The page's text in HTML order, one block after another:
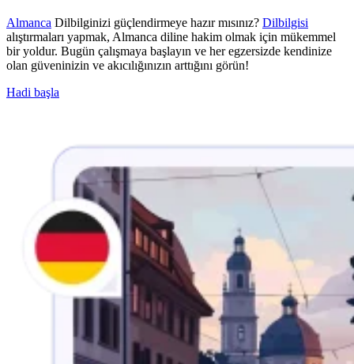
Almanca Dilbilginizi güçlendirmeye hazır mısınız? Dilbilgisi
alıştırmaları yapmak, Almanca diline hakim olmak için mükemmel
bir yoldur. Bugün çalışmaya başlayın ve her egzersizde kendinize
olan güveninizin ve akıcılığınızın arttığını görün!
Hadi başla